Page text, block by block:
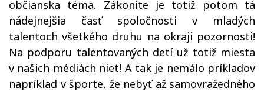
občianska téma. Zákonite je totiž potom tá
nádejnejšia časť spoločnosti v mladých
talentoch všetkého druhu na okraji pozornosti!
Na podporu talentovaných detí už totiž miesta
v našich médiách niet! A tak je nemálo príkladov
napríklad v športe, že nebyť až samovražedného